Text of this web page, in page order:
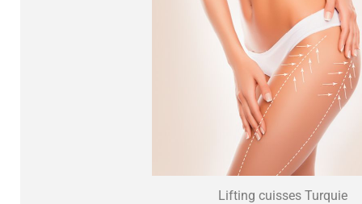
Lifting cuisses Turquie